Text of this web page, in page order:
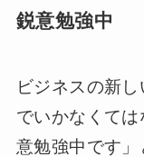
鋭意勉強中
ビジネスの新
でいかなくて
意勉強中です